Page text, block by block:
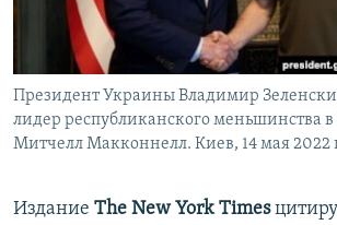
Президент Украины Владимир
лидер республиканского меньшинства
Митчелл Макконнелл. Киев, 14 мая 2022
Издание The New York Times